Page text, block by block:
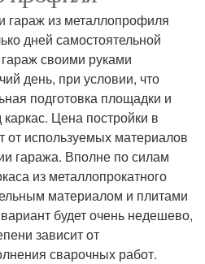
гараж из металлопрофиля
дней самостоятельной
своими руками
день, при условии, что
подготовка площадки и
Цена постройки в
от используемых материалов
гаража. Вполне по силам
из металлопрокатного
материалом и плитами
будет очень недешево,
зависит от
сварочных работ.